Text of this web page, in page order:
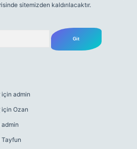
sitemizden kaldırılacaktır.
için admin
için Ozan
admin
Tayfun